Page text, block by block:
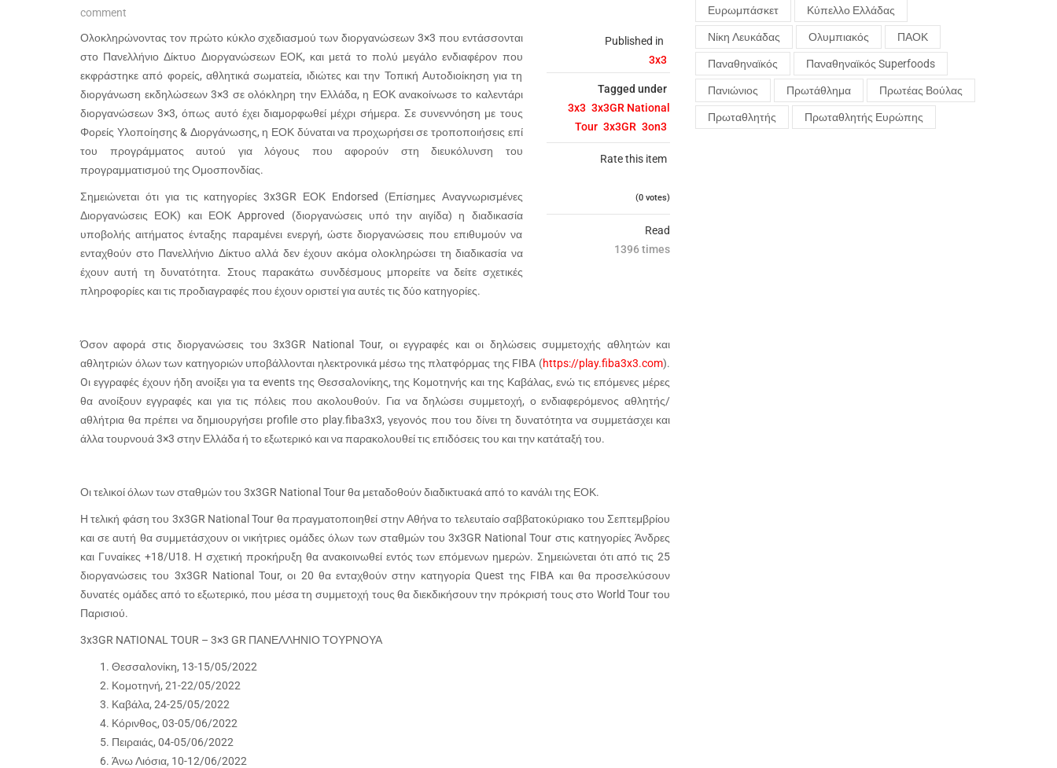
comment
Published in
3x3
Tagged under
3x3 3x3GR National
Tour 3x3GR 3on3
Rate this item
(0 votes)
Read
1396 times
Ολοκληρώνοντας τον πρώτο κύκλο σχεδιασμού των διοργανώσεων 3×3 που εντάσσονται
στο Πανελλήνιο Δίκτυο Διοργανώσεων ΕΟΚ, και μετά το πολύ μεγάλο ενδιαφέρον που
εκφράστηκε από φορείς, αθλητικά σωματεία, ιδιώτες και την Τοπική Αυτοδιοίκηση για τη
διοργάνωση εκδηλώσεων 3×3 σε ολόκληρη την Ελλάδα, η ΕΟΚ ανακοίνωσε το καλεντάρι
διοργανώσεων 3×3, όπως αυτό έχει διαμορφωθεί μέχρι σήμερα. Σε συνεννόηση με τους
Φορείς Υλοποίησης & Διοργάνωσης, η ΕΟΚ δύναται να προχωρήσει σε τροποποιήσεις επί
του προγράμματος αυτού για λόγους που αφορούν στη διευκόλυνση του
προγραμματισμού της Ομοσπονδίας.
Σημειώνεται ότι για τις κατηγορίες 3x3GR ΕΟΚ Endorsed (Επίσημες Αναγνωρισμένες
Διοργανώσεις ΕΟΚ) και ΕΟΚ Approved (διοργανώσεις υπό την αιγίδα) η διαδικασία
υποβολής αιτήματος ένταξης παραμένει ενεργή, ώστε διοργανώσεις που επιθυμούν να
ενταχθούν στο Πανελλήνιο Δίκτυο αλλά δεν έχουν ακόμα ολοκληρώσει τη διαδικασία να
έχουν αυτή τη δυνατότητα. Στους παρακάτω συνδέσμους μπορείτε να δείτε σχετικές
πληροφορίες και τις προδιαγραφές που έχουν οριστεί για αυτές τις δύο κατηγορίες.
Όσον αφορά στις διοργανώσεις του 3x3GR National Tour, οι εγγραφές και οι δηλώσεις συμμετοχής αθλητών και
αθλητριών όλων των κατηγοριών υποβάλλονται ηλεκτρονικά μέσω της πλατφόρμας της FIBA (https://play.fiba3x3.com).
Oι εγγραφές έχουν ήδη ανοίξει για τα events της Θεσσαλονίκης, της Κομοτηνής και της Καβάλας, ενώ τις επόμενες μέρες
θα ανοίξουν εγγραφές και για τις πόλεις που ακολουθούν. Για να δηλώσει συμμετοχή, ο ενδιαφερόμενος αθλητής/
αθλήτρια θα πρέπει να δημιουργήσει profile στο play.fiba3x3, γεγονός που του δίνει τη δυνατότητα να συμμετάσχει και
άλλα τουρνουά 3×3 στην Ελλάδα ή το εξωτερικό και να παρακολουθεί τις επιδόσεις του και την κατάταξή του.
Οι τελικοί όλων των σταθμών του 3x3GR National Tour θα μεταδοθούν διαδικτυακά από το κανάλι της ΕΟΚ.
Η τελική φάση του 3x3GR National Tour θα πραγματοποιηθεί στην Αθήνα το τελευταίο σαββατοκύριακο του Σεπτεμβρίου
και σε αυτή θα συμμετάσχουν οι νικήτριες ομάδες όλων των σταθμών του 3x3GR National Tour στις κατηγορίες Άνδρες
και Γυναίκες +18/U18. Η σχετική προκήρυξη θα ανακοινωθεί εντός των επόμενων ημερών. Σημειώνεται ότι από τις 25
διοργανώσεις του 3x3GR National Tour, οι 20 θα ενταχθούν στην κατηγορία Quest της FIBA και θα προσελκύσουν
δυνατές ομάδες από το εξωτερικό, που μέσα τη συμμετοχή τους θα διεκδικήσουν την πρόκρισή τους στο World Tour του
Παρισιού.
3x3GR NATIONAL TOUR – 3×3 GR ΠΑΝΕΛΛΗΝΙΟ ΤΟΥΡΝΟΥΑ
Θεσσαλονίκη, 13-15/05/2022
Κομοτηνή, 21-22/05/2022
Καβάλα, 24-25/05/2022
Κόρινθος, 03-05/06/2022
Πειραιάς, 04-05/06/2022
Άνω Λιόσια, 10-12/06/2022
Ευρωμπάσκετ Κύπελλο Ελλάδας
Νίκη Λευκάδας Ολυμπιακός ΠΑΟΚ
Παναθηναϊκός Παναθηναϊκός Superfoods
Πανιώνιος Πρωτάθλημα Πρωτέας Βούλας
Πρωταθλητής Πρωταθλητής Ευρώπης